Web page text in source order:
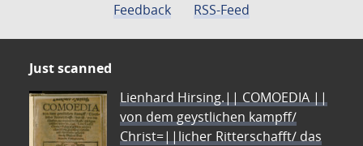
Feedback
RSS-Feed
Just scanned
Lienhard Hirsing.|| COMOEDIA ||
von dem geystlichen kampff/
Christ=||licher Ritterschafft/ das